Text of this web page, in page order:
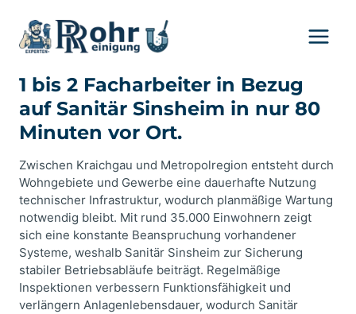
Inhalt
springen
1 bis 2 Facharbeiter in Bezug
auf Sanitär Sinsheim in nur 80
Minuten vor Ort.
Zwischen Kraichgau und Metropolregion entsteht durch
Wohngebiete und Gewerbe eine dauerhafte Nutzung
technischer Infrastruktur, wodurch planmäßige Wartung
notwendig bleibt. Mit rund 35.000 Einwohnern zeigt
sich eine konstante Beanspruchung vorhandener
Systeme, weshalb Sanitär Sinsheim zur Sicherung
stabiler Betriebsabläufe beiträgt. Regelmäßige
Inspektionen verbessern Funktionsfähigkeit und
verlängern Anlagenlebensdauer, wodurch Sanitär